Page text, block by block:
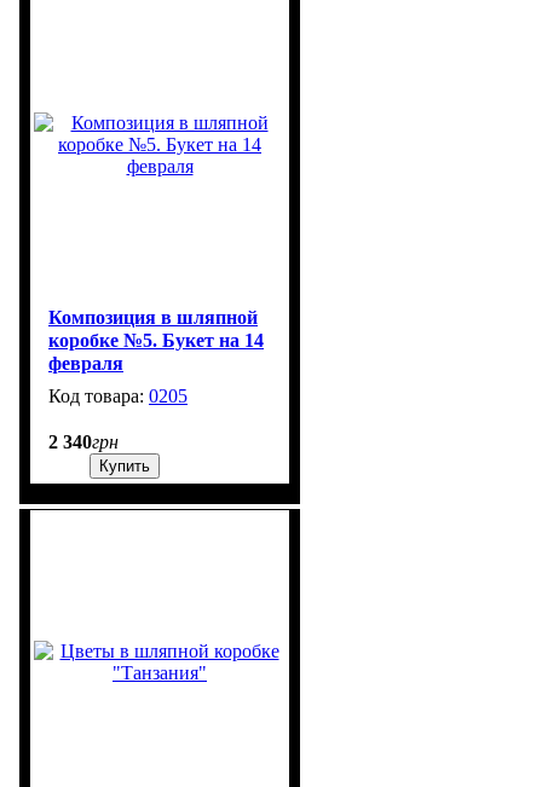
Композиция в шляпной
коробке №5. Букет на 14
февраля
0205
2 340грн
Купить